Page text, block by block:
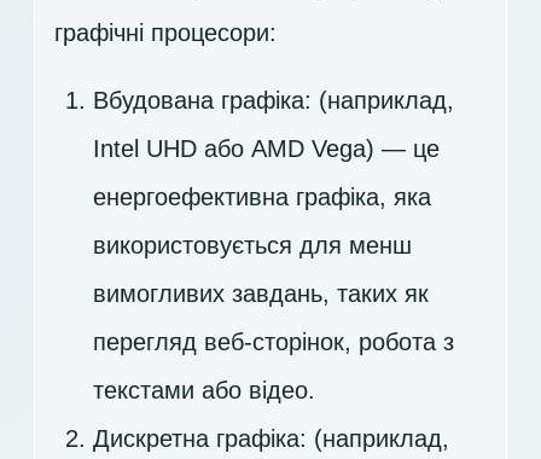
графічні процесори:
Вбудована графіка: (наприклад,
Intel UHD або AMD Vega) — це
енергоефективна графіка, яка
використовується для менш
вимогливих завдань, таких як
перегляд веб-сторінок, робота з
текстами або відео.
Дискретна графіка: (наприклад,